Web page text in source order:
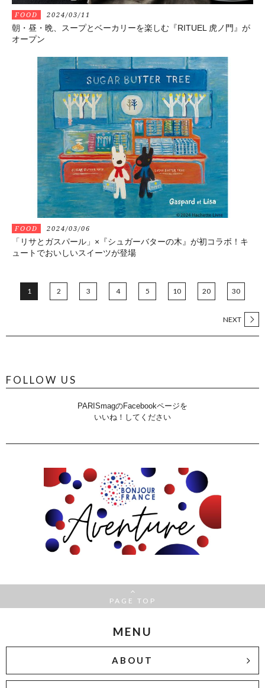
FOOD 2024/03/11
朝・昼・晩、スープとベーカリーを楽しむ『RITUEL 虎ノ門』が
オープン
FOOD 2024/03/06
「リサとガスパール」×『シュガーバターの木』が初コラボ！キ
ュートでおいしいスイーツが登場
1 2 3 4 5 10 20 30
NEXT
FOLLOW US
PARISmagのFacebookページを
いいね！してください
PAGE TOP
MENU
ABOUT